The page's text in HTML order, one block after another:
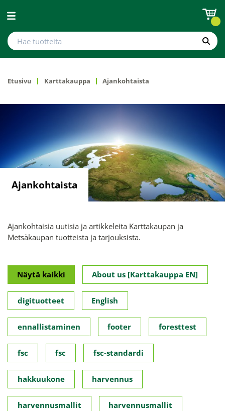
Avaa valikko
Hae tuotteita
Hae
Etusivu Karttakauppa Ajankohtaista
Ajankohtaista
Ajankohtaisia uutisia ja artikkeleita Karttakaupan ja
Metsäkaupan tuotteista ja tarjouksista.
Näytä kaikki About us [Karttakauppa EN]
digituotteet English
ennallistaminen footer foresttest
fsc fsc fsc-standardi
hakkuukone harvennus
harvennusmallit harvennusmallit